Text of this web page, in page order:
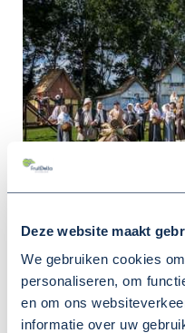
Deze website maakt
We gebruiken cookies
personaliseren, om
en om ons
informatie over uw
Sinds 2017 is
ingeschreven als
Stichting
zet zich in om